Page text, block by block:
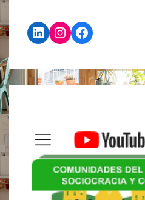
LinkedIn
Instagram
Facebook